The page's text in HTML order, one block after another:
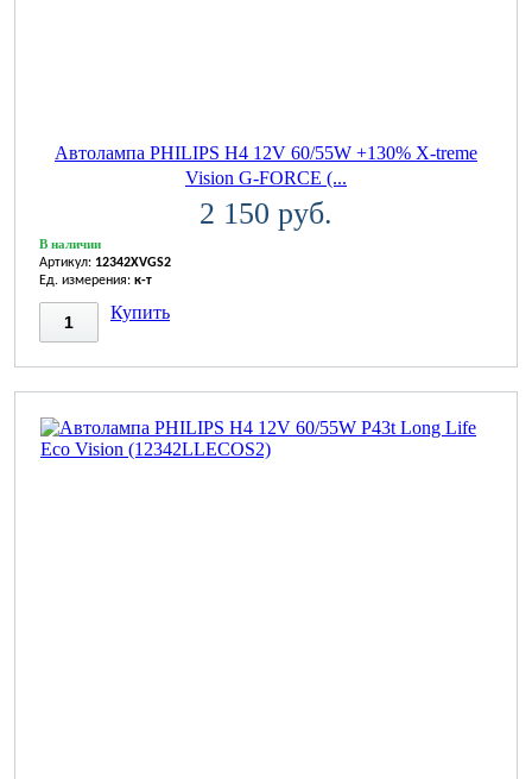
Автолампа PHILIPS H4 12V 60/55W +130% X-treme
Vision G-FORCE (...
2 150 руб.
В наличии
Артикул: 12342XVGS2
Ед. измерения: к-т
Купить